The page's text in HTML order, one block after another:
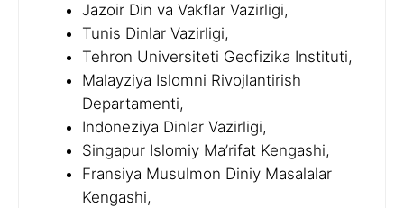
Jazoir Din va Vakflar Vazirligi,
Tunis Dinlar Vazirligi,
Tehron Universiteti Geofizika Instituti,
Malayziya Islomni Rivojlantirish
Departamenti,
Indoneziya Dinlar Vazirligi,
Singapur Islomiy Ma’rifat Kengashi,
Fransiya Musulmon Diniy Masalalar
Kengashi,